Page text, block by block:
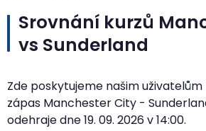
Srovnání kurzů
vs Sunderland
Zde poskytujeme našim
zápas Manchester City -
odehraje dne19. 09. 2026v14:00.